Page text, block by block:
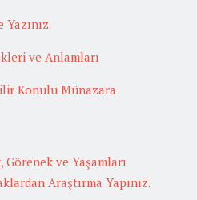
ve Anlamları
Konulu Münazara
ve Yaşamları
Araştırma Yapınız.